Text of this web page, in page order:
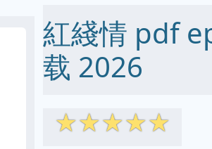
紅綫情 pdf
载 2026
☆☆☆☆☆